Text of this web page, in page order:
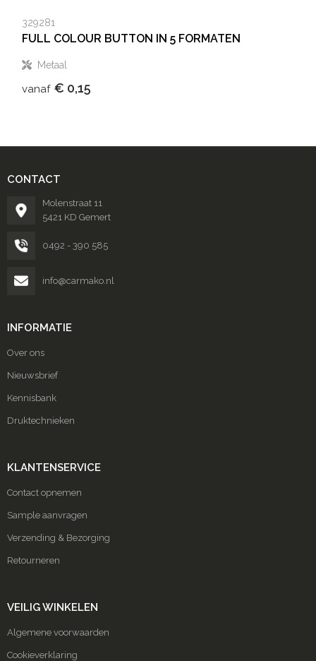
329281
FULL COLOUR BUTTON IN 5 FORMATEN
Metaal
vanaf € 0,15
CONTACT
Molenstraat 11
5421 KD Gemert
0492 - 390 585
info@carmako.nl
INFORMATIE
Over ons
Nieuwsbrief
Kennisbank
Druktechnieken
KLANTENSERVICE
Contact opnemen
Sample aanvragen
Verzending & Bezorging
Retourneren
VEILIG WINKELEN
Algemene voorwaarden
Cookieverklaring